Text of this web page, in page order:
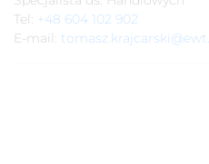
Tel: +48 604 102 902
E-mail: